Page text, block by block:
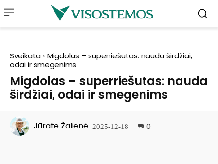
Sveikata
Migdolas – superriešutas: nauda širdžiai,
odai ir smegenims
Migdolas – superriešutas: nauda
širdžiai, odai ir smegenims
Jūrate Žalienė 2025-12-18 0